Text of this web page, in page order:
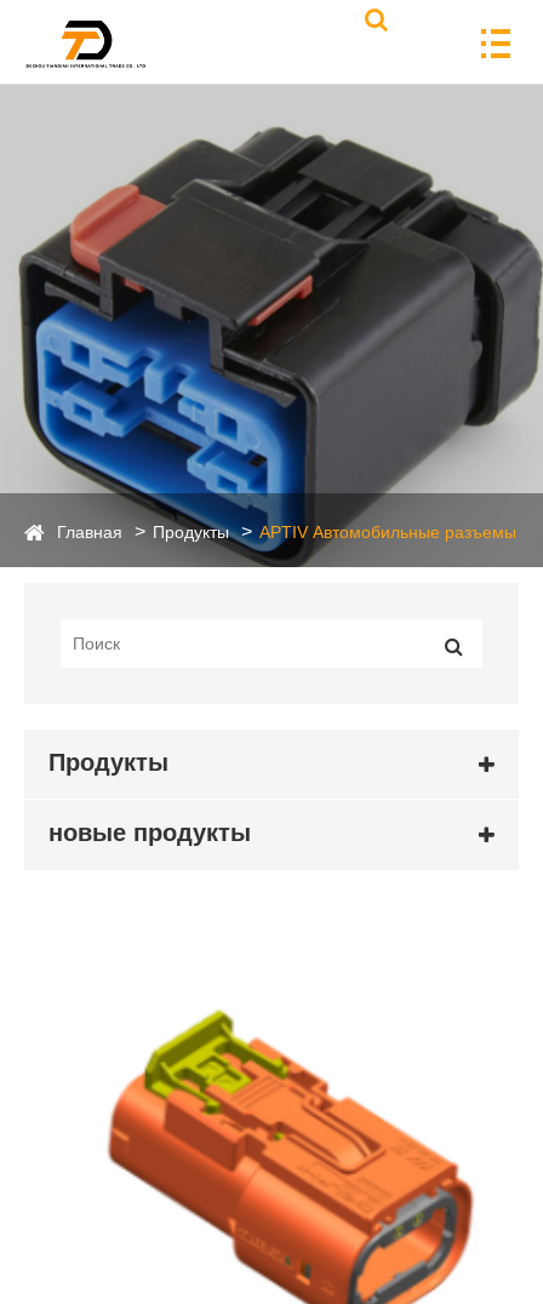
Главная Продукты APTIV Автомобильные разъемы
Продукты
новые продукты